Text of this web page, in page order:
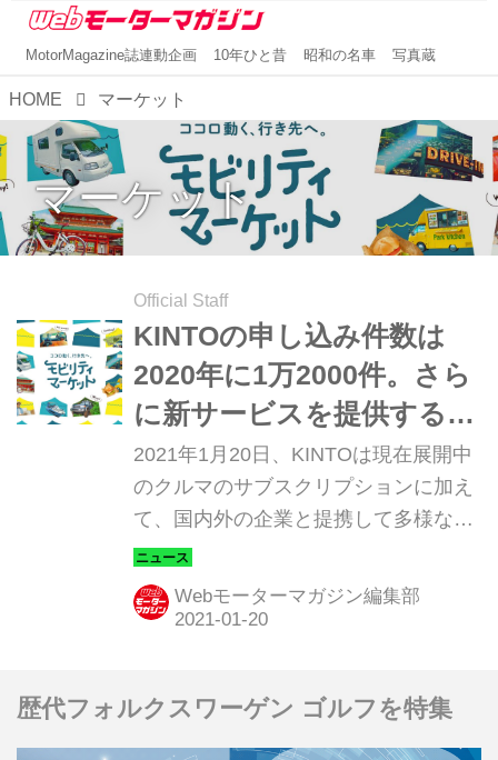
MotorMagazine誌連動企画 10年ひと昔 昭和の名車 写真蔵
HOME マーケット
マーケット
Official Staff
KINTOの申し込み件数は
2020年に1万2000件。さら
に新サービスを提供する
「モビマ」が4月にオープ
ン
2021年1月20日、KINTOは現在展開中
のクルマのサブスクリプションに加え
て、国内外の企業と提携して多様なモ
ビリティサービスを提供するオンライ
ンプラットフォーム「モビリティマー
ケット」を2021年4月に立ち上げると
Webモーターマガジン編集部
歴代フォルクスワーゲン ゴルフを特集